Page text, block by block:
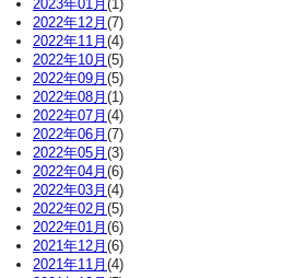
2023年01月(1)
2022年12月(7)
2022年11月(4)
2022年10月(5)
2022年09月(5)
2022年08月(1)
2022年07月(4)
2022年06月(7)
2022年05月(3)
2022年04月(6)
2022年03月(4)
2022年02月(5)
2022年01月(6)
2021年12月(6)
2021年11月(4)